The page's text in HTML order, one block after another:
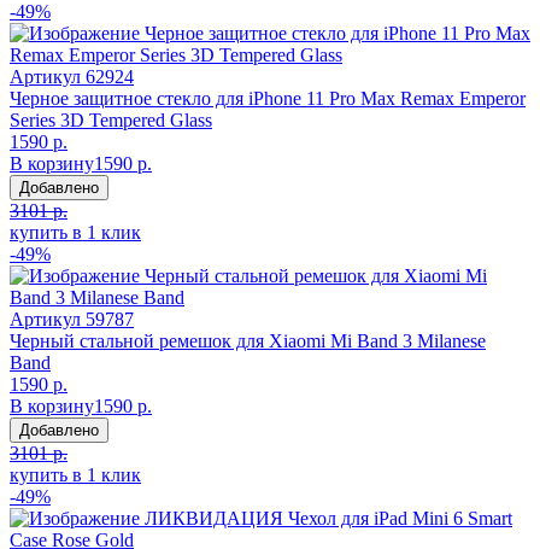
-49%
Артикул 62924
Черное защитное стекло для iPhone 11 Pro Max Remax Emperor
Series 3D Tempered Glass
1590 р.
В корзину1590 р.
Добавлено
3101 р.
купить в 1 клик
-49%
Артикул 59787
Черный стальной ремешок для Xiaomi Mi Band 3 Milanese
Band
1590 р.
В корзину1590 р.
Добавлено
3101 р.
купить в 1 клик
-49%